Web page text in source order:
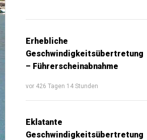
Erhebliche
Geschwindigkeitsübertretung
– Führerscheinabnahme
vor 426 Tagen 14 Stunden
Eklatante
Geschwindigkeitsübertretung